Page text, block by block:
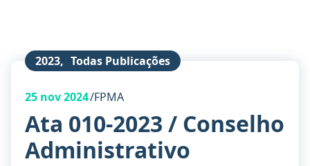
2023, Todas Publicações
25 nov 2024 FPMA
Ata 010-2023 / Conselho
Administrativo